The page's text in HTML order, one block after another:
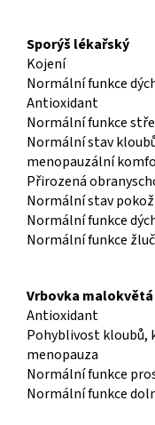
Sporýš lékařský
Kojení
Normální funkce
Antioxidant
Normální funkce
Normální stav
menopauzální
Přirozená
Normální stav
Normální funkce
Normální funkce
Vrbovka malokvětá
Antioxidant
Pohyblivost kloubů,
menopauza
Normální funkce
Normální funkce